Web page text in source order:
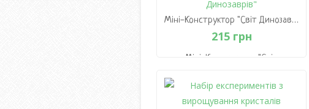
Міні-Конструктор "Світ Динозаврів"
215 грн
Міні-Конструктор "Світ
215 грн